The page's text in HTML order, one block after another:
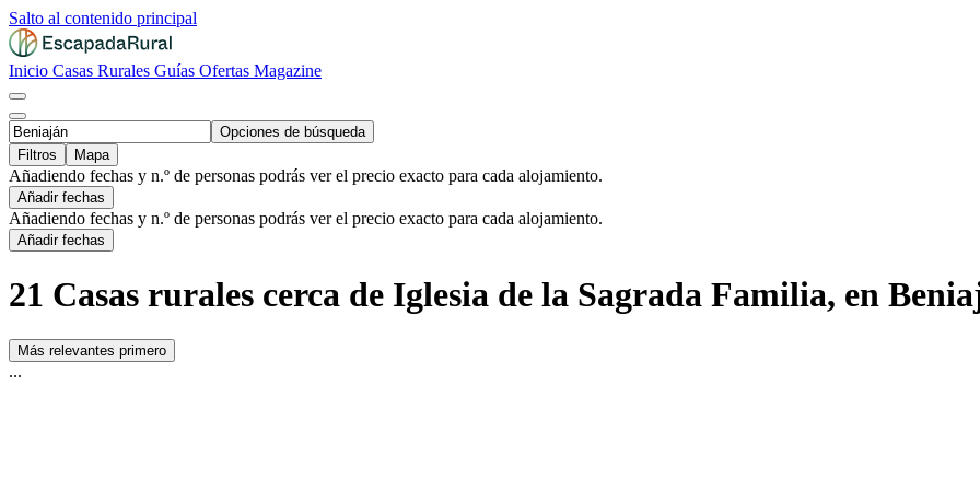
Salto al contenido principal
Inicio Casas Rurales Guías Ofertas Magazine
Opciones de búsqueda
Filtros
Mapa
Añadiendo fechas y n.º de personas podrás ver el precio exacto para cada alojamiento.
Añadir fechas
Añadiendo fechas y n.º de personas podrás ver el precio exacto para cada alojamiento.
Añadir fechas
21 Casas rurales cerca de Iglesia de la Sagrada Familia, en
Más relevantes primero
...